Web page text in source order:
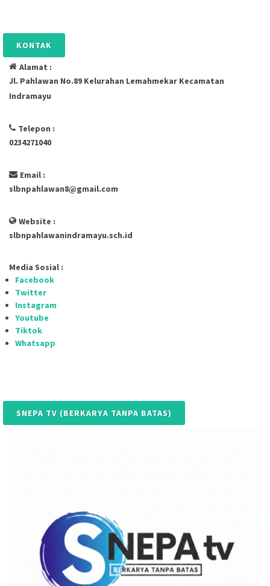
KONTAK
Alamat :
Jl. Pahlawan No.89 Kelurahan Lemahmekar Kecamatan
Indramayu
Telepon :
0234271040
Email :
slbnpahlawan8@gmail.com
Website :
slbnpahlawanindramayu.sch.id
Media Sosial :
Facebook
Twitter
Instagram
Youtube
Tiktok
Whatsapp
SNEPA TV (BERKARYA TANPA BATAS)